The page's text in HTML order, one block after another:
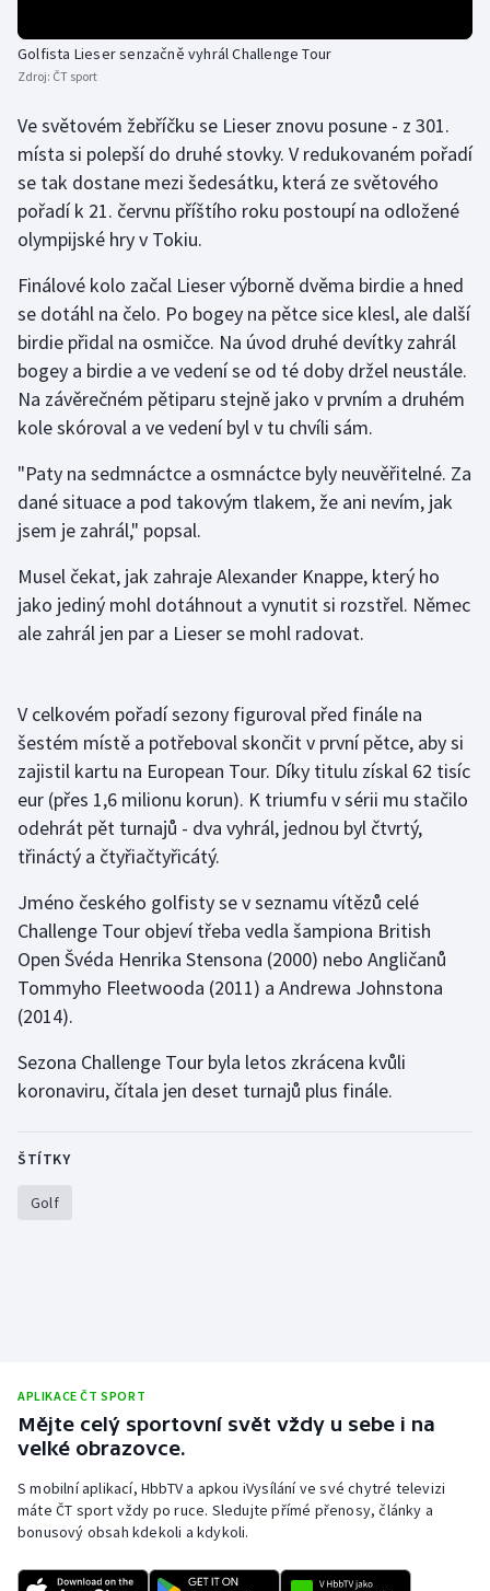
Parasport
Plavání
Plážový volejbal
Ragby
Rychlobruslení
Rychlostní kanoistika
Short track
Stolní tenis
Veslování
Volejbal
Ostatní
Golfista Lieser senzačně vyhrál Challenge Tour
Zdroj: ČT sport
Ve světovém žebříčku se Lieser znovu posune - z 301.
místa si polepší do druhé stovky. V redukovaném pořadí
se tak dostane mezi šedesátku, která ze světového
pořadí k 21. červnu příštího roku postoupí na odložené
olympijské hry v Tokiu.
Finálové kolo začal Lieser výborně dvěma birdie a hned
se dotáhl na čelo. Po bogey na pětce sice klesl, ale další
birdie přidal na osmičce. Na úvod druhé devítky zahrál
bogey a birdie a ve vedení se od té doby držel neustále.
Na závěrečném pětiparu stejně jako v prvním a druhém
kole skóroval a ve vedení byl v tu chvíli sám.
"Paty na sedmnáctce a osmnáctce byly neuvěřitelné. Za
dané situace a pod takovým tlakem, že ani nevím, jak
jsem je zahrál," popsal.
Musel čekat, jak zahraje Alexander Knappe, který ho
jako jediný mohl dotáhnout a vynutit si rozstřel. Němec
ale zahrál jen par a Lieser se mohl radovat.
V celkovém pořadí sezony figuroval před finále na
šestém místě a potřeboval skončit v první pětce, aby si
zajistil kartu na European Tour. Díky titulu získal 62 tisíc
eur (přes 1,6 milionu korun). K triumfu v sérii mu stačilo
odehrát pět turnajů - dva vyhrál, jednou byl čtvrtý,
třináctý a čtyřiačtyřicátý.
Jméno českého golfisty se v seznamu vítězů celé
Challenge Tour objeví třeba vedla šampiona British
Open Švéda Henrika Stensona (2000) nebo Angličanů
Tommyho Fleetwooda (2011) a Andrewa Johnstona
(2014).
Sezona Challenge Tour byla letos zkrácena kvůli
koronaviru, čítala jen deset turnajů plus finále.
ŠTÍTKY
Golf
APLIKACE ČT SPORT
Mějte celý sportovní svět vždy u sebe i na
velké obrazovce.
S mobilní aplikací, HbbTV a apkou iVysílání ve své chytré televizi
máte ČT sport vždy po ruce. Sledujte přímé přenosy, články a
bonusový obsah kdekoli a kdykoli.